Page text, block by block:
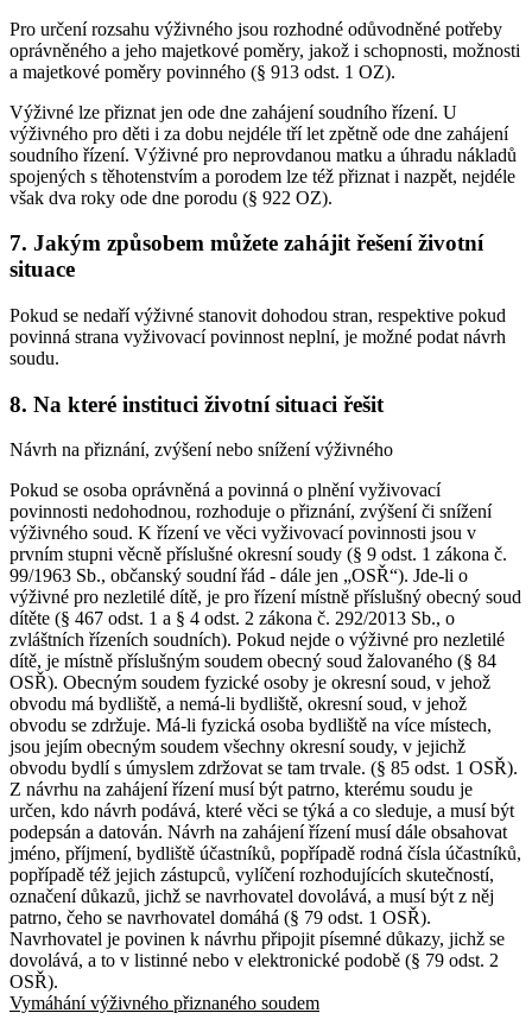
Pro určení rozsahu výživného jsou rozhodné odůvodněné potřeby
oprávněného a jeho majetkové poměry, jakož i schopnosti, možnosti
a majetkové poměry povinného (§ 913 odst. 1 OZ).
Výživné lze přiznat jen ode dne zahájení soudního řízení. U
výživného pro děti i za dobu nejdéle tří let zpětně ode dne zahájení
soudního řízení. Výživné pro neprovdanou matku a úhradu nákladů
spojených s těhotenstvím a porodem lze též přiznat i nazpět, nejdéle
však dva roky ode dne porodu (§ 922 OZ).
7. Jakým způsobem můžete zahájit řešení životní
situace
Pokud se nedaří výživné stanovit dohodou stran, respektive pokud
povinná strana vyživovací povinnost neplní, je možné podat návrh
soudu.
8. Na které instituci životní situaci řešit
Návrh na přiznání, zvýšení nebo snížení výživného
Pokud se osoba oprávněná a povinná o plnění vyživovací
povinnosti nedohodnou, rozhoduje o přiznání, zvýšení či snížení
výživného soud. K řízení ve věci vyživovací povinnosti jsou v
prvním stupni věcně příslušné okresní soudy (§ 9 odst. 1 zákona č.
99/1963 Sb., občanský soudní řád - dále jen „OSŘ“). Jde-li o
výživné pro nezletilé dítě, je pro řízení místně příslušný obecný soud
dítěte (§ 467 odst. 1 a § 4 odst. 2 zákona č. 292/2013 Sb., o
zvláštních řízeních soudních). Pokud nejde o výživné pro nezletilé
dítě, je místně příslušným soudem obecný soud žalovaného (§ 84
OSŘ). Obecným soudem fyzické osoby je okresní soud, v jehož
obvodu má bydliště, a nemá-li bydliště, okresní soud, v jehož
obvodu se zdržuje. Má-li fyzická osoba bydliště na více místech,
jsou jejím obecným soudem všechny okresní soudy, v jejichž
obvodu bydlí s úmyslem zdržovat se tam trvale. (§ 85 odst. 1 OSŘ).
Z návrhu na zahájení řízení musí být patrno, kterému soudu je
určen, kdo návrh podává, které věci se týká a co sleduje, a musí být
podepsán a datován. Návrh na zahájení řízení musí dále obsahovat
jméno, příjmení, bydliště účastníků, popřípadě rodná čísla účastníků,
popřípadě též jejich zástupců, vylíčení rozhodujících skutečností,
označení důkazů, jichž se navrhovatel dovolává, a musí být z něj
patrno, čeho se navrhovatel domáhá (§ 79 odst. 1 OSŘ).
Navrhovatel je povinen k návrhu připojit písemné důkazy, jichž se
dovolává, a to v listinné nebo v elektronické podobě (§ 79 odst. 2
OSŘ).
Vymáhání výživného přiznaného soudem